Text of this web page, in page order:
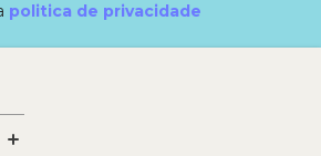
politica de privacidade